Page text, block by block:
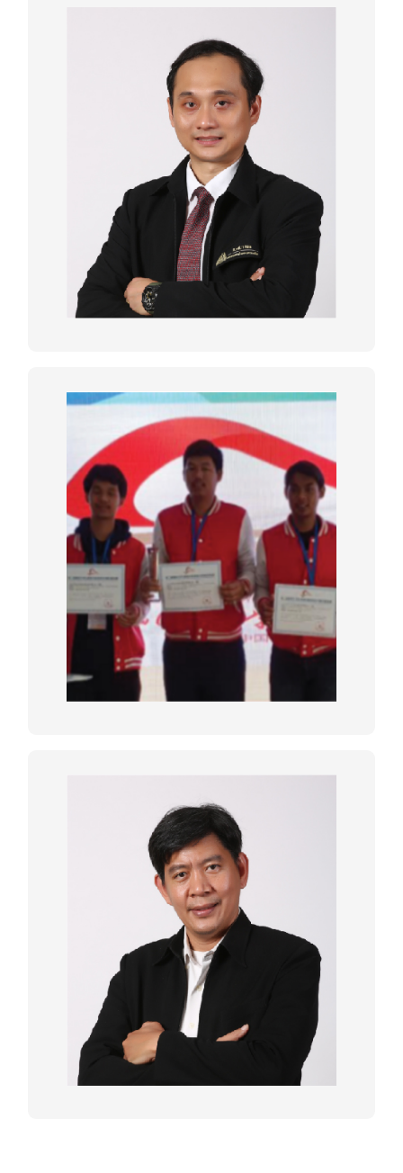
CONSTRUCTION
THE 2ND INTERNATIONAL COLLEGE
STUDENT INVITATIONAL
COMPETITION OF TECHNOLOGY
SIMULATION FOR HIGH-SPEED
RAILWAY CONSTRUCTION